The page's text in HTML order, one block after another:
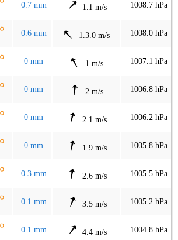
0.7 mm 1.1 m/s 1008.7 hPa
0.6 mm 1.3.0 m/s 1008.0 hPa
0 mm 1 m/s 1007.1 hPa
0 mm 2 m/s 1006.8 hPa
0 mm 2.1 m/s 1006.2 hPa
0 mm 1.9 m/s 1005.8 hPa
0.3 mm 2.6 m/s 1005.5 hPa
0.1 mm 3.5 m/s 1005.2 hPa
0.1 mm 4.4 m/s 1004.8 hPa